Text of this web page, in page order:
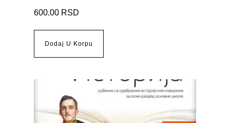
600.00 RSD
Dodaj U Korpu